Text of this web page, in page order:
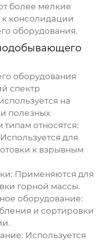
более мелкие
консолидации
оборудования.
оборудования
спектр
на
полезных
относятся:
Используется для
к взрывным
Применяются для
горной массы.
оборудование:
и сортировки
Используется